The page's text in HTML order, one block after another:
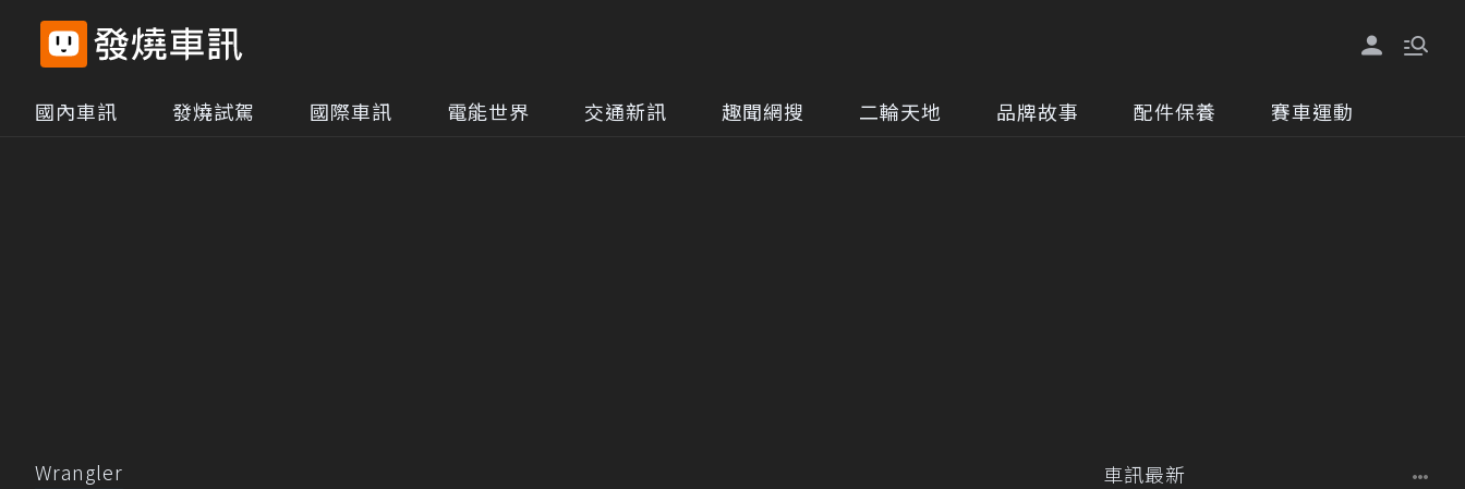
國內車訊 發燒試駕 國際車訊 電能世界 交通新訊 趣聞網搜 二輪天地 品牌故事 配件保養 賽車運動
Wrangler 車訊最新